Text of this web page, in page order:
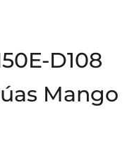
D108
Mango